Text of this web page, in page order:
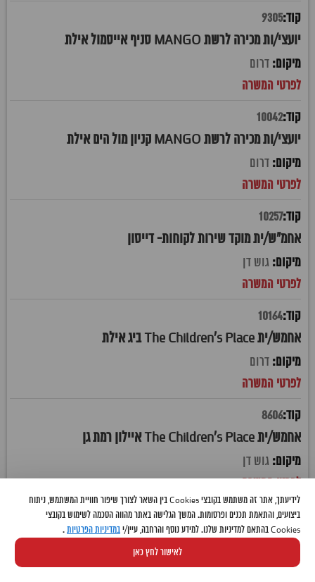
9305
יועצי/ות מכירה לרשת MANGO סניף אייסמול אילת
דרום
10042
יועצי/ות מכירה לרשת MANGO קניון מול הים אילת
דרום
10257
אחמ"ש/ית מוקד שירות לקוחות- דייסון
גוש דן
10164
אחמש/ית The Children's Place ביג אילת
דרום
8606
אחמש/ית The Children's Place איילון רמת גן
גוש דן
10336
אחמש/ית The Children's Place איקאה קריית אתא
לידיעתך, אתר זה משתמש בקובצי Cookies בין השאר לצורך שיפור חוויית המשתמש, ניתוח
ביצועים, והתאמת תכנים ופרסומות. המשך הגלישה באתר מהווה הסכמה לשימוש בקובצי
Cookies בהתאם למדיניות שלנו. למידע נוסף והרחבה, עיין/י
במדיניות הפרטיות .
לאישור לחץ כאן